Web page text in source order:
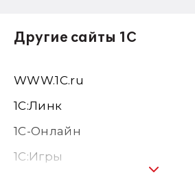
Другие сайты 1С
WWW.1С.ru
1С:Линк
1С-Онлайн
1C:Игры